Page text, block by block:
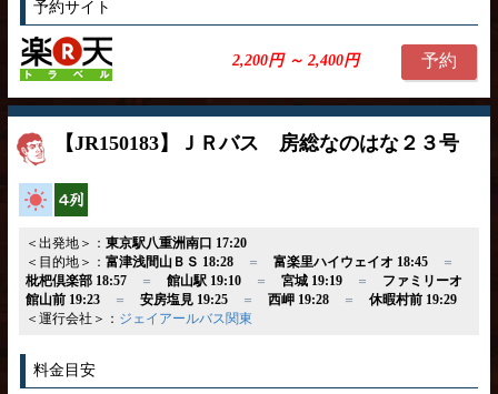
予約サイト
2,200円 ～ 2,400円 予約
【JR150183】ＪＲバス 房総なのはな２３号
高速バス
＜出発地＞： 東京駅八重洲南口 17:20
＜目的地＞： 富津浅間山ＢＳ 18:28＝ 富楽里ハイウェイオ 18:45＝
枇杷倶楽部 18:57＝ 館山駅 19:10＝ 宮城 19:19＝
ファミリーオ
館山前 19:23＝ 安房塩見 19:25＝ 西岬 19:28＝ 休暇村前 19:29
＜運行会社＞： ジェイアールバス関東
料金目安